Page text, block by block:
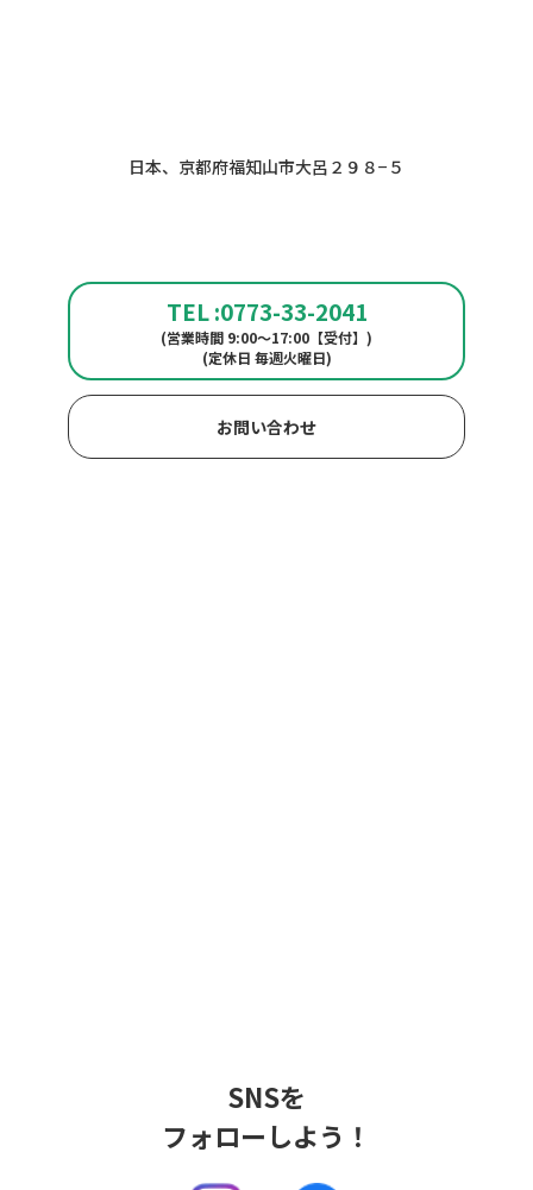
日本、京都府福知山市大呂２９８−５
TEL :0773-33-2041
(営業時間 9:00～17:00【受付】)
(定休日 毎週火曜日)
お問い合わせ
SNSを
フォローしよう！